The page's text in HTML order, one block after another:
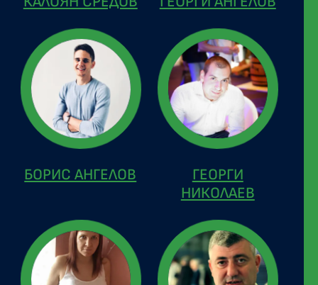
БОРИС АНГЕЛОВ
ГЕОРГИ
НИКОЛАЕВ